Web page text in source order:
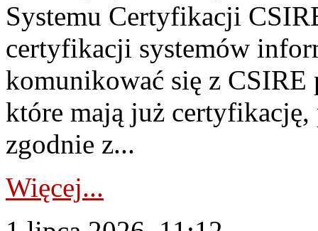
Systemu Certyfikacji
certyfikacji systemów
komunikować się z
które mają już
zgodnie z...
Więcej...